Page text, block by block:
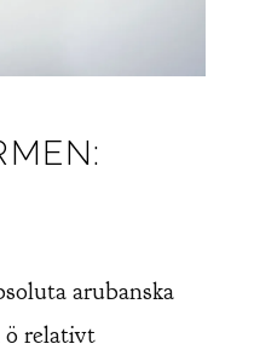
arubanska
ö relativt